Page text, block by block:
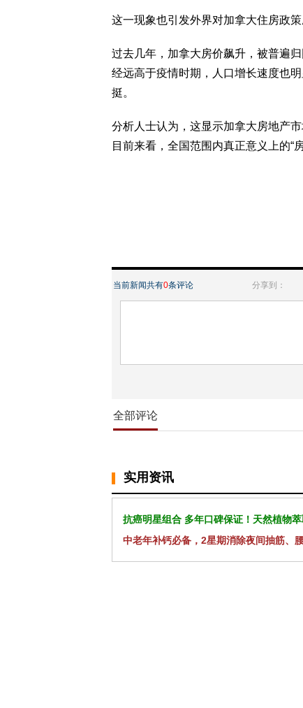
这一现象也引发外界对加拿大住房政策
过去几年，加拿大房价飙升，被普遍
经远高于疫情时期，人口增长速度也
挺。
分析人士认为，这显示加拿大房地产
目前来看，全国范围内真正意义上的“
当前新闻共有0条评论 分享到：
全部评论
实用资讯
抗癌明星组合 多年口碑保证！天然植物
中老年补钙必备，2星期消除夜间抽筋、